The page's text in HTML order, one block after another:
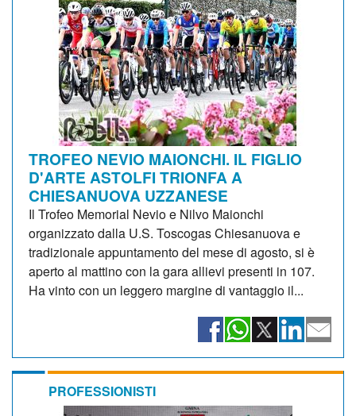
TROFEO NEVIO MAIONCHI. IL FIGLIO
D'ARTE ASTOLFI TRIONFA A
CHIESANUOVA UZZANESE
Il Trofeo Memorial Nevio e Nilvo Maionchi
organizzato dalla U.S. Toscogas Chiesanuova e
tradizionale appuntamento del mese di agosto, si è
aperto al mattino con la gara allievi presenti in 107.
Ha vinto con un leggero margine di vantaggio il...
PROFESSIONISTI